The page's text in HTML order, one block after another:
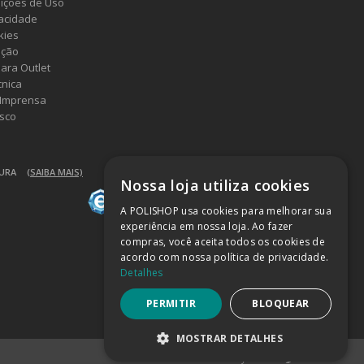
Outlet
(SAIBA MAIS)
Nossa loja utiliza cookies
A POLISHOP usa cookies para melhorar sua
experiência em nossa loja. Ao fazer
compras, você aceita todos os cookies de
acordo com nossa política de privacidade.
Detalhes
PERMITIR BLOQUEAR
MOSTRAR DETALHES